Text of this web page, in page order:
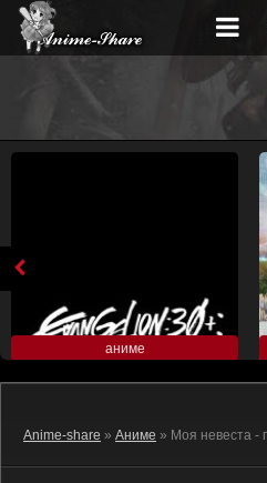
аниме
Anime-share » Аниме » Моя невеста